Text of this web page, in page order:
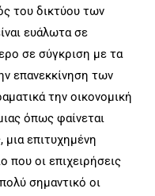
του δικτύου των
ευάλωτα σε
σε σύγκριση με τα
επανεκκίνηση των
την οικονομική
όπως φαίνεται
επιτυχημένη
που οι επιχειρήσεις
σημαντικό οι